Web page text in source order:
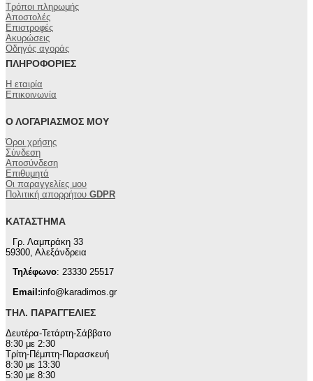
προϊόντος
Τρόποι πληρωμής
Αποστολές
Επιστροφές
Ακυρώσεις
Οδηγός αγοράς
ΠΛΗΡΟΦΟΡΊΕΣ
Η εταιρία
Επικοινωνία
Ο ΛΟΓΑΡΙΑΣΜΌΣ ΜΟΥ
Όροι χρήσης
Σύνδεση
Αποσύνδεση
Επιθυμητά
Οι παραγγελίες μου
Πολιτική απορρήτου GDPR
ΚΑΤΆΣΤΗΜΑ
Γρ. Λαμπράκη 33
59300, Αλεξάνδρεια
Τηλέφωνο: 23330 25517
Email:info@karadimos.gr
ΤΗΛ. ΠΑΡΑΓΓΕΛΊΕΣ
Δευτέρα-Τετάρτη-Σάββατο
8:30 με 2:30
Τρίτη-Πέμπτη-Παρασκευή
8:30 με 13:30
5:30 με 8:30